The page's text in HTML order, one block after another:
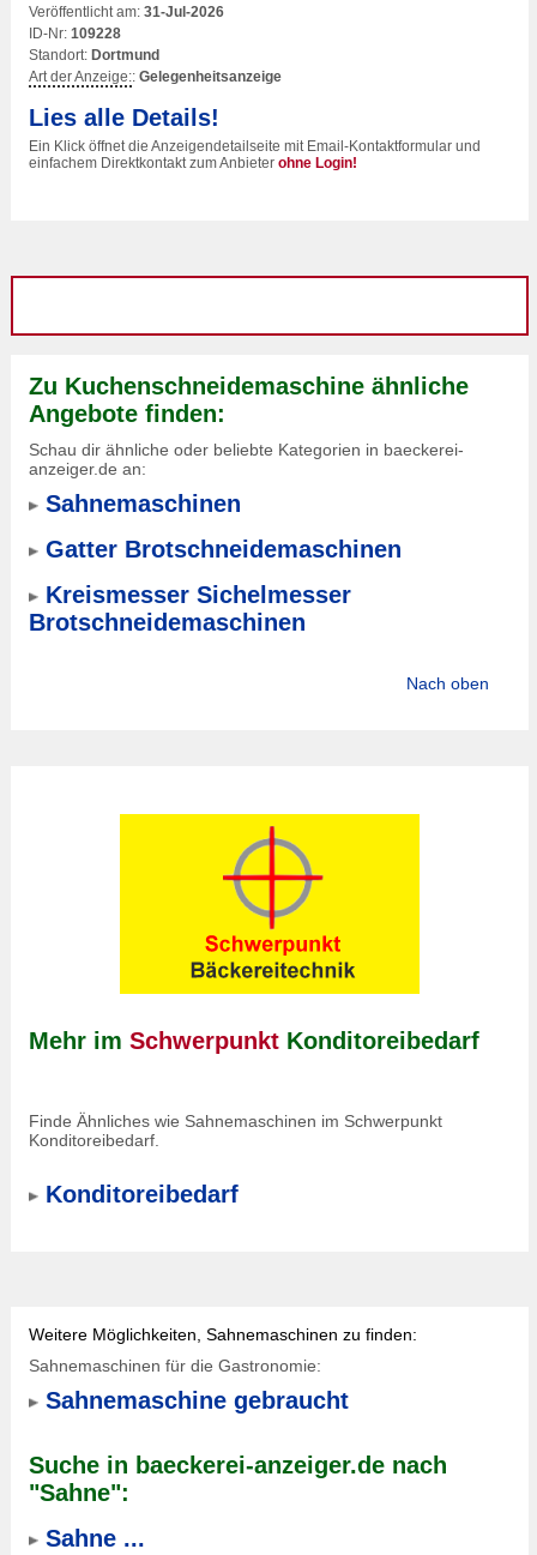
Veröffentlicht am: 31-Jul-2026
ID-Nr: 109228
Standort: Dortmund
Art der Anzeige:: Gelegenheitsanzeige
Lies alle Details!
Ein Klick öffnet die Anzeigendetailseite mit Email-Kontaktformular und
einfachem Direktkontakt zum Anbieter ohne Login!
Zu Kuchenschneidemaschine ähnliche
Angebote finden:
Schau dir ähnliche oder beliebte Kategorien in baeckerei-
anzeiger.de an:
Sahnemaschinen
Gatter Brotschneidemaschinen
Kreismesser Sichelmesser
Brotschneidemaschinen
Nach oben
Mehr im Schwerpunkt Konditoreibedarf
Finde Ähnliches wie Sahnemaschinen im Schwerpunkt
Konditoreibedarf.
Konditoreibedarf
Weitere Möglichkeiten, Sahnemaschinen zu finden:
Sahnemaschinen für die Gastronomie:
Sahnemaschine gebraucht
Suche in baeckerei-anzeiger.de nach
"Sahne":
Sahne ...